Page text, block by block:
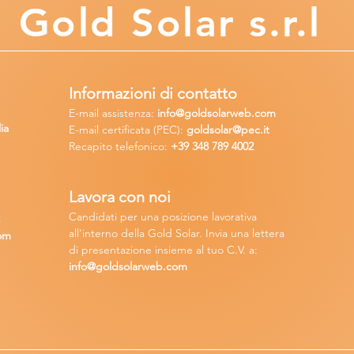
Gold Solar s.r.l
Lavora con noi
Candidati per una posizione lavorativa
all'interno della Gold Solar. Invia una lettera
di presentazione insieme al tuo C.V. a:
info@goldsolarweb.com
Informazioni di contatto
E-mail assistenza: info@goldsolarweb.com
E-mail certificata (PEC): goldsolar@pec.it
Recapito telefonico: +39 348789 4002